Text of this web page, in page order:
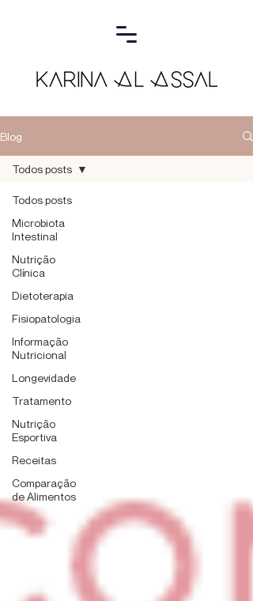
Blog
Todos posts
Microbiota
Intestinal
Nutrição
Clínica
Dietoterapia
Fisiopatologia
Informação
Nutricional
Longevidade
Tratamento
Nutrição
Esportiva
Receitas
Comparação
de Alimentos
Todos posts